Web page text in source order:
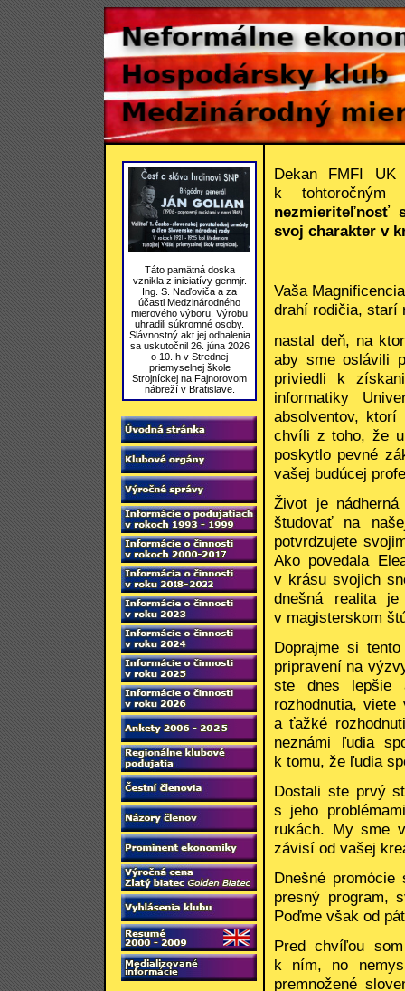
Táto pamätná doska
vznikla z iniciatívy genmjr.
Ing. S. Naďoviča a za
účasti Medzinárodného
mierového výboru. Výrobu
uhradili súkromné osoby.
Slávnostný akt jej odhalenia
sa uskutočnil 26. júna 2026
o 10. h v Strednej
priemyselnej škole
Strojníckej na Fajnorovom
nábreží v Bratislave.
Dekan FMFI
k tohtoročným
nezmieriteľnosť
svoj charakter v
Vaša
drahí rodičia, starí
nastal deň, na
aby sme oslávili
priviedli k
informatiky
absolventov,
chvíli z toho, že
poskytlo pevné
vašej budúcej
Život je
študovať na
potvrdzujete
Ako povedala
v krásu svojich
dnešná realita
v magisterskom
Doprajme si
pripravení na
ste dnes lepšie
rozhodnutia,
a ťažké
neznámi ľudia
k tomu, že ľudia
Dostali ste prvý
s jeho
rukách. My sme
závisí od vašej
Dnešné
presný program,
Poďme však od
Pred chvíľou
k ním, no
premnožené